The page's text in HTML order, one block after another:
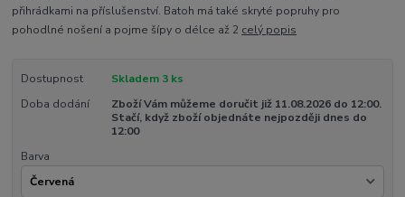
přihrádkami na příslušenství. Batoh má také skryté popruhy pro
pohodlné nošení a pojme šípy o délce až 2 celý popis
Dostupnost
Skladem 3 ks
Doba dodání
Zboží Vám můžeme doručit již 11.08.2026 do 12:00.
Stačí, když zboží objednáte nejpozději dnes do
12:00
Barva